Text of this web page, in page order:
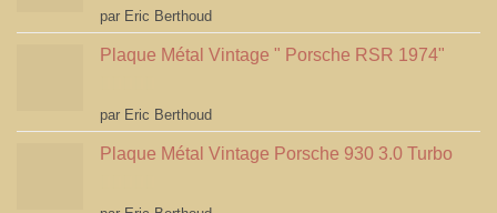
Note5sur 5
par Eric Berthoud
Plaque Métal Vintage " Porsche RSR 1974"
Note5sur 5
par Eric Berthoud
Plaque Métal Vintage Porsche 930 3.0 Turbo
Note5sur 5